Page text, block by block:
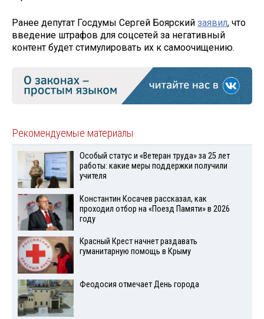
Ранее депутат Госдумы Сергей Боярский заявил, что
введение штрафов для соцсетей за негативный
контент будет стимулировать их к самоочищению.
Рекомендуемые материалы
Особый статус и «Ветеран труда» за 25 лет
работы: какие меры поддержки получили
учителя
Константин Косачев рассказал, как
проходил отбор на «Поезд Памяти» в 2026
году
Красный Крест начнет раздавать
гуманитарную помощь в Крыму
Феодосия отмечает День города